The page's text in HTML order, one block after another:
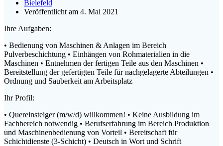
Bielefeld
Veröffentlicht am 4. Mai 2021
Ihre Aufgaben:
• Bedienung von Maschinen & Anlagen im Bereich
Pulverbeschichtung • Einhängen von Rohmaterialien in die
Maschinen • Entnehmen der fertigen Teile aus den Maschinen •
Bereitstellung der gefertigten Teile für nachgelagerte Abteilungen •
Ordnung und Sauberkeit am Arbeitsplatz
Ihr Profil:
• Quereinsteiger (m/w/d) willkommen! • Keine Ausbildung im
Fachbereich notwendig • Berufserfahrung im Bereich Produktion
und Maschinenbedienung von Vorteil • Bereitschaft für
Schichtdienste (3-Schicht) • Deutsch in Wort und Schrift